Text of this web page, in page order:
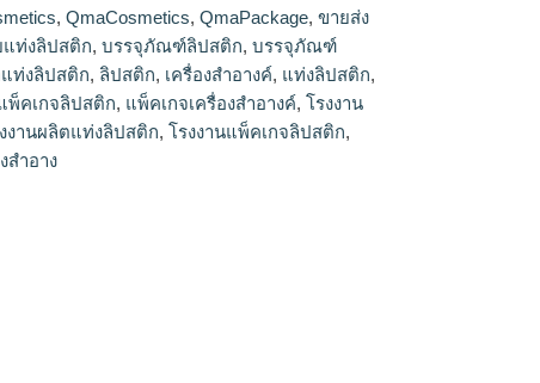
,QmaCosmetics,QmaPackage,ขายส่ง
แท่งลิปสติก,บรรจุภัณฑ์ลิปสติก,บรรจุภัณฑ์
ท่งลิปสติก, ลิปสติก, เครื่องสำอางค์, แท่งลิปสติก,
พ็คเกจลิปสติก, แพ็คเกจเครื่องสำอางค์,โรงงาน
งานผลิตแท่งลิปสติก,โรงงานแพ็คเกจลิปสติก,
สำอาง